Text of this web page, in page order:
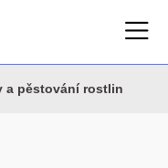
a pěstování rostlin